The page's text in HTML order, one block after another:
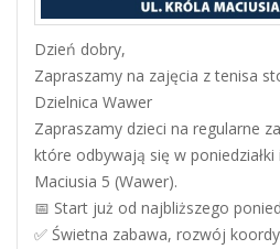
Dzień dobry,
Zapraszamy na zajęcia z tenisa
Dzielnica Wawer
Zapraszamy dzieci na regularne
które odbywają się w
Maciusia 5 (Wawer).
📅 Start już od najbliższego
✅ Świetna zabawa, rozwój